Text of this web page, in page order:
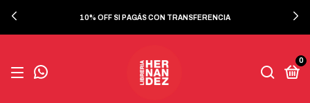
10% OFF SI PAGÁS CON TRANSFERENCIA
0